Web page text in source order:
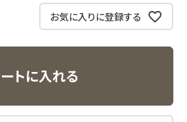
お気に入りに登録する
トに入れる